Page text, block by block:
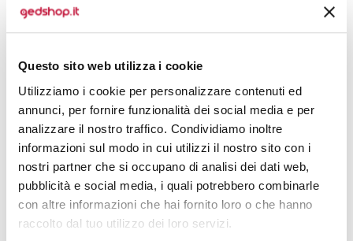
Questo sito web utilizza i cookie
Utilizziamo i cookie per personalizzare contenuti ed
annunci, per fornire funzionalità dei social media e per
analizzare il nostro traffico. Condividiamo inoltre
informazioni sul modo in cui utilizzi il nostro sito con i
nostri partner che si occupano di analisi dei dati web,
pubblicità e social media, i quali potrebbero combinarle
con altre informazioni che hai fornito loro o che hanno
raccolto dal tuo utilizzo dei loro servizi.
Domande e risposte
Prodotti alternativi